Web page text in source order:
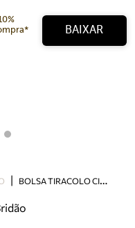
BAIXAR
B
OLSA TIRACOLO CINZA COURO MÉDIA BRIDÃO